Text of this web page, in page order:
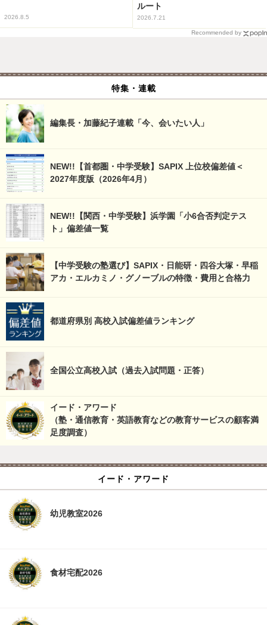
2026.8.5
ルート
2026.7.21
Recommended by
特集・連載
編集長・加藤紀子連載「今、会いたい人」
NEW!!【首都圏・中学受験】SAPIX 上位校偏差値＜
2027年度版（2026年4月）
NEW!!【関西・中学受験】浜学園「小6合否判定テス
ト」偏差値一覧
【中学受験の塾選び】SAPIX・日能研・四谷大塚・早稲
アカ・エルカミノ・グノーブルの特徴・費用と合格力
都道府県別 高校入試偏差値ランキング
全国公立高校入試（過去入試問題・正答）
イード・アワード
（塾・通信教育・英語教育などの教育サービスの顧客満
足度調査）
イード・アワード
幼児教室2026
食材宅配2026